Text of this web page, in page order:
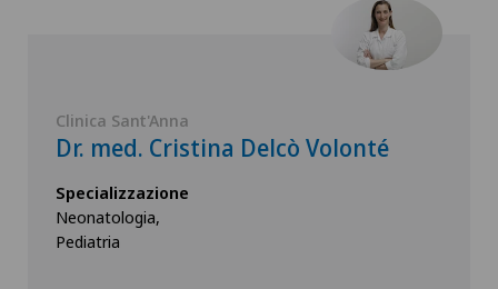
Clinica Sant'Anna
Dr. med. Cristina Delcò Volonté
Specializzazione
Neonatologia,
Pediatria